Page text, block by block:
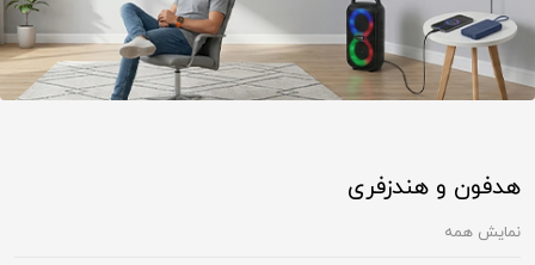
هدفون و هندزفری
نمایش همه